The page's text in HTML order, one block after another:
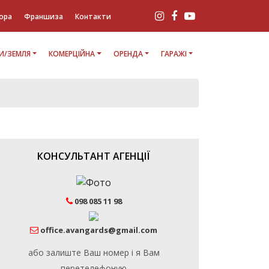
Франшиза Контакти
ЗЕМЛЯ КОМЕРЦІЙНА ОРЕНДА ГАРАЖІ
КОНСУЛЬТАНТ АГЕНЦІЇ
098 085 11 98
office.avangards@gmail.com
або залиште Ваш номер і я Вам